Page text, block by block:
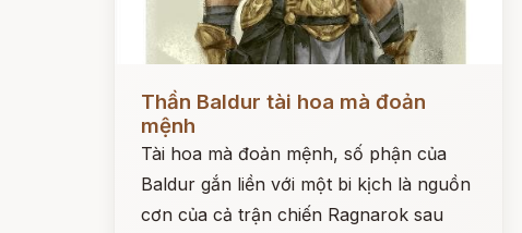
Đọc ngay
Thần Baldur tài hoa mà đoản
mệnh
Tài hoa mà đoản mệnh, số phận của
Baldur gắn liền với một bi kịch là nguồn
cơn của cả trận chiến Ragnarok sau